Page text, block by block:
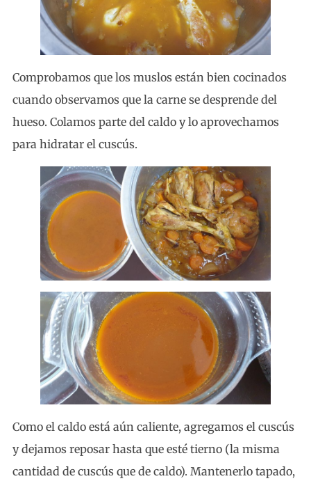
Comprobamos que los muslos están bien cocinados
cuando observamos que la carne se desprende del
hueso. Colamos parte del caldo y lo aprovechamos
para hidratar el cuscús.
Como el caldo está aún caliente, agregamos el cuscús
y dejamos reposar hasta que esté tierno (la misma
cantidad de cuscús que de caldo). Mantenerlo tapado,